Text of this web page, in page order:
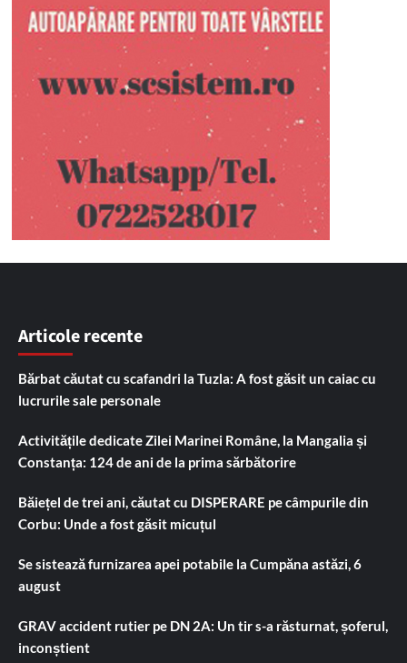
Articole recente
Bărbat căutat cu scafandri la Tuzla: A fost găsit un caiac cu
lucrurile sale personale
Activitățile dedicate Zilei Marinei Române, la Mangalia și
Constanța: 124 de ani de la prima sărbătorire
Băiețel de trei ani, căutat cu DISPERARE pe câmpurile din
Corbu: Unde a fost găsit micuțul
Se sistează furnizarea apei potabile la Cumpăna astăzi, 6
august
GRAV accident rutier pe DN 2A: Un tir s-a răsturnat, șoferul,
inconștient